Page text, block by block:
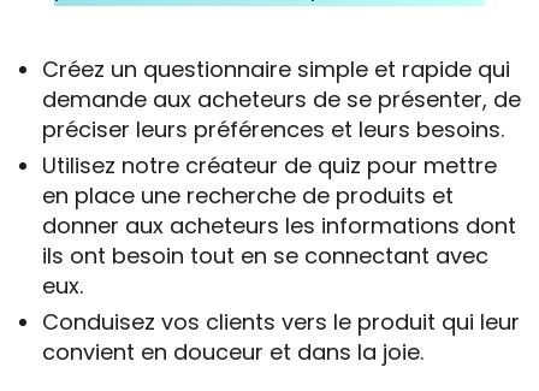
Créez un questionnaire simple et rapide qui
demande aux acheteurs de se présenter, de
préciser leurs préférences et leurs besoins.
Utilisez notre créateur de quiz pour mettre
en place une recherche de produits et
donner aux acheteurs les informations dont
ils ont besoin tout en se connectant avec
eux.
Conduisez vos clients vers le produit qui leur
convient en douceur et dans la joie.